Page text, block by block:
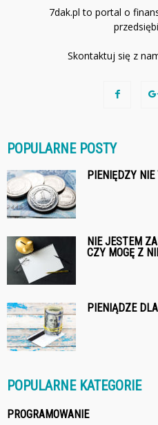
7dak.pl to portal o
Skontaktuj się z
POPULARNE POSTY
PIENIĘDZY
NIE JESTEM
CZY MOGĘ Z
PIENIĄDZE
POPULARNE KATEGORIE
PROGRAMOWANIE